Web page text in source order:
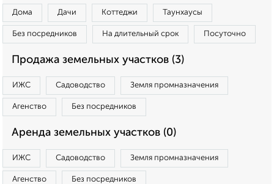
Дома Дачи Коттеджи Таунхаусы
Без посредников На длительный срок Посуточно
Продажа земельных участков (3)
ИЖС Садоводство Земля промназначения
Агенство Без посредников
Аренда земельных участков (0)
ИЖС Садоводство Земля промназначения
Агенство Без посредников